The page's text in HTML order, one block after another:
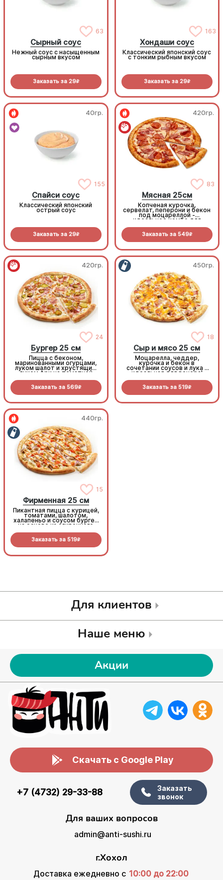
63
Сырный соус
Нежный соус с насыщенным
сырным вкусом
Заказать за 29R
163
Хондаши соус
Классический японский соус
с тонким рыбным вкусом
Заказать за 29R
40гр.
155
Спайси соус
Классический японский
острый соус
Заказать за 29R
420гр.
83
Мясная 25см
Копченая курочка,
сервелат, пеперони и бекон
под моцареллой -
идеальное комбо для
Заказать за 549R
420гр.
24
Бургер 25 см
Пицца с беконом,
маринованными огурцами,
луком шалот и хрустящим
луком фри на томатной
Заказать за 569R
450гр.
18
Сыр и мясо 25 см
Моцарелла, чеддер,
курочка и бекон в
сочетании соусов и лука -
идеальная для вечера!
Заказать за 519R
440гр.
15
Фирменная 25 см
Пикантная пицца с курицей,
томатами, шалотом,
халапеньо и соусом бургер
на основе из сливочного
Заказать за 519R
Для клиентов
Наше меню
Акции
Скачать с Google Play
+7 (4732) 29-33-88
Заказать
звонок
Для ваших вопросов
admin@anti-sushi.ru
г.Хохол
Доставка ежедневно с 10:00 до 22:00